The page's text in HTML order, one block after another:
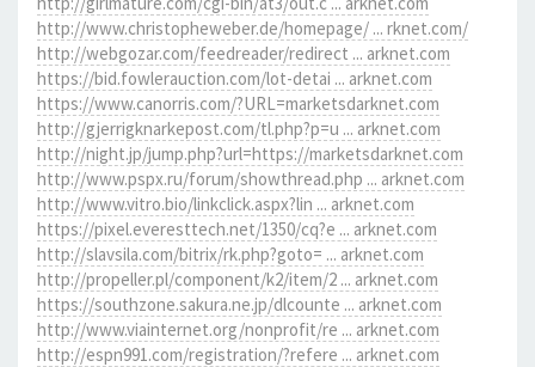
http://www.christopheweber.de/homepage/ ... rknet.com/
http://webgozar.com/feedreader/redirect ... arknet.com
https://bid.fowlerauction.com/lot-detai ... arknet.com
https://www.canorris.com/?URL=marketsdarknet.com
http://gjerrigknarkepost.com/tl.php?p=u ... arknet.com
http://night.jp/jump.php?url=https://marketsdarknet.com
http://www.pspx.ru/forum/showthread.php ... arknet.com
http://www.vitro.bio/linkclick.aspx?lin ... arknet.com
https://pixel.everesttech.net/1350/cq?e ... arknet.com
http://slavsila.com/bitrix/rk.php?goto= ... arknet.com
http://propeller.pl/component/k2/item/2 ... arknet.com
https://southzone.sakura.ne.jp/dlcounte ... arknet.com
http://www.viainternet.org/nonprofit/re ... arknet.com
http://espn991.com/registration/?refere ... arknet.com